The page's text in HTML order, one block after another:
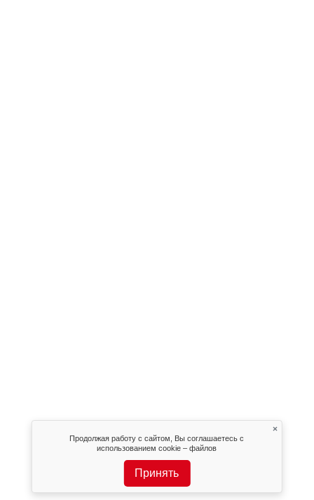
Продолжая работу с сайтом, Вы соглашаетесь с
использованием cookie – файлов
Принять
×